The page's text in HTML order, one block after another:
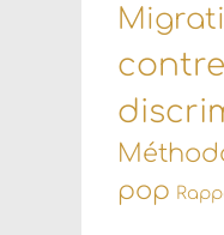
pop